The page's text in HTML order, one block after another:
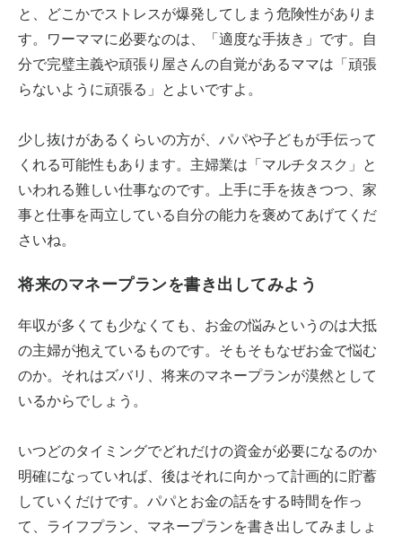
と、どこかでストレスが爆発してしまう危険性がありま
す。ワーママに必要なのは、「適度な手抜き」です。自
分で完璧主義や頑張り屋さんの自覚があるママは「頑張
らないように頑張る」とよいですよ。
少し抜けがあるくらいの方が、パパや子どもが手伝って
くれる可能性もあります。主婦業は「マルチタスク」と
いわれる難しい仕事なのです。上手に手を抜きつつ、家
事と仕事を両立している自分の能力を褒めてあげてくだ
さいね。
将来のマネープランを書き出してみよう
年収が多くても少なくても、お金の悩みというのは大抵
の主婦が抱えているものです。そもそもなぜお金で悩む
のか。それはズバリ、将来のマネープランが漠然として
いるからでしょう。
いつどのタイミングでどれだけの資金が必要になるのか
明確になっていれば、後はそれに向かって計画的に貯蓄
していくだけです。パパとお金の話をする時間を作っ
て、ライフプラン、マネープランを書き出してみましょ